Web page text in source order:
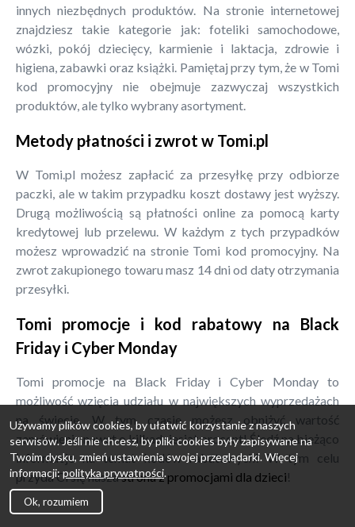
innych niezbędnych produktów. Na stronie internetowej
znajdziesz takie kategorie jak: foteliki samochodowe,
wózki, pokój dziecięcy, karmienie i laktacja, zdrowie i
higiena, zabawki oraz książki. Pamiętaj przy tym, że w Tomi
kod promocyjny nie obejmuje zazwyczaj wszystkich
produktów, ale tylko wybrany asortyment.
Metody płatności i zwrot w Tomi.pl
W Tomi.pl możesz zapłacić za przesyłkę przy odbiorze
paczki, ale w takim przypadku koszt dostawy jest wyższy.
Drugą możliwością są płatności online za pomocą karty
kredytowej lub przelewu. W każdym z tych przypadków
możesz wprowadzić na stronie Tomi kod promocyjny. Na
zwrot zakupionego towaru masz 14 dni od daty otrzymania
przesyłki.
Tomi promocje i kod rabatowy na Black
Friday i Cyber Monday
Tomi promocje na Black Friday i Cyber Monday to
możliwość wzięcia udziału w największych wyprzedażach
na świecie. W tym czasie możesz obniżyć wartość
zamówienia nawet o kilkadziesiąt procent! Śledź na bieżąco
informacje na temat kodów rabatowych! W tym celu
przyda Ci się naszastrona z promocjami dla dzieci!
Używamy plików cookies, by ułatwić korzystanie z naszych
serwisów. Jeśli nie chcesz, by pliki cookies były zapisywane na
Twoim dysku, zmień ustawienia swojej przeglądarki. Więcej
informacji:polityka prywatności.
Ok, rozumiem